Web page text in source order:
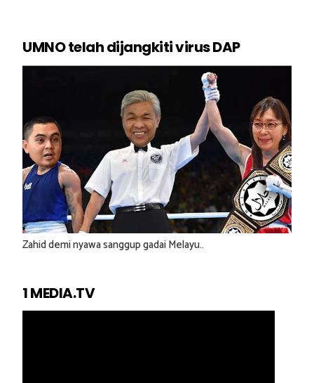
UMNO telah dijangkiti virus DAP
Zahid demi nyawa sanggup gadai Melayu..
1 MEDIA.TV